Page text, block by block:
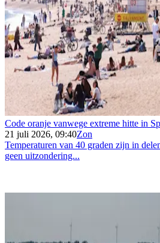
Code oranje vanwege extreme hitte in
21 juli 2026, 09:40Zon
Temperaturen van 40 graden zijn in
geen uitzondering...